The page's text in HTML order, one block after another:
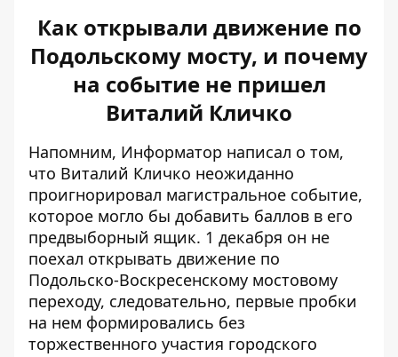
Как открывали движение по
Подольскому мосту, и почему
на событие не пришел
Виталий Кличко
Напомним, Информатор написал о том,
что Виталий Кличко неожиданно
проигнорировал магистральное событие,
которое могло бы добавить баллов в его
предвыборный ящик. 1 декабря он не
поехал открывать движение по
Подольско-Воскресенскому мостовому
переходу, следовательно, первые пробки
на нем формировались без
торжественного участия городского